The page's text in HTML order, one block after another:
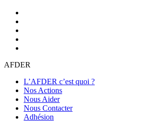
AFDER
L’AFDER c’est quoi ?
Nos Actions
Nous Aider
Nous Contacter
Adhésion